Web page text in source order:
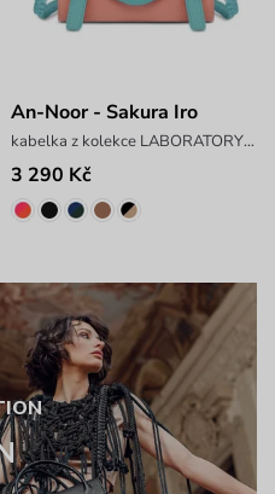
An-Noor - Sakura Iro
kabelka z kolekce LABORATORY x ANTONIN SIMON
3 290 Kč